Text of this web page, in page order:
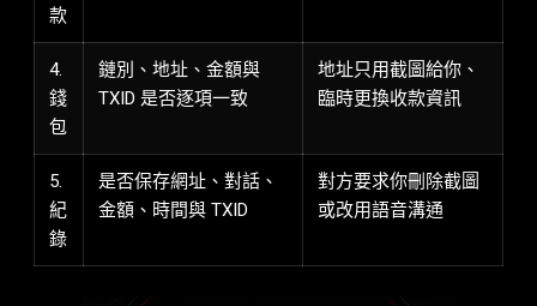
款
4.
錢
包
鏈別、地址、金額與
TXID 是否逐項一致
地址只用截圖給你、
臨時更換收款資訊
5.
紀
錄
是否保存網址、對話、
金額、時間與 TXID
對方要求你刪除截圖
或改用語音溝通